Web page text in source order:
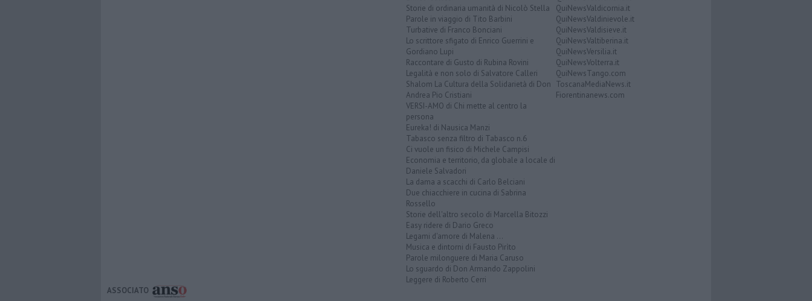
Storie di ordinaria umanità di Nicolò Stella
Parole in viaggio di Tito Barbini
Turbative di Franco Bonciani
Lo scrittore sfigato di Enrico Guerrini e
Gordiano Lupi
Raccontare di Gusto di Rubina Rovini
Legalità e non solo di Salvatore Calleri
Shalom La Cultura della Solidarietà di Don
Andrea Pio Cristiani
VERSI-AMO di Chi mette al centro la
persona
Eureka! di Nausica Manzi
Tabasco senza filtro di Tabasco n.6
Ci vuole un fisico di Michele Campisi
Economia e territorio, da globale a locale di
Daniele Salvadori
La dama a scacchi di Carlo Belciani
Due chiacchiere in cucina di Sabrina
Rossello
Storie dell'altro secolo di Marcella Bitozzi
Easy ridere di Dario Greco
Legami d'amore di Malena ...
Musica e dintorni di Fausto Pirìto
Parole milonguere di Maria Caruso
Lo sguardo di Don Armando Zappolini
Leggere di Roberto Cerri
QuiNewsValdicornia.it
QuiNewsValdinievole.it
QuiNewsValdisieve.it
QuiNewsValtiberina.it
QuiNewsVersilia.it
QuiNewsVolterra.it
QuiNewsTango.com
ToscanaMediaNews.it
Fiorentinanews.com
ASSOCIATO